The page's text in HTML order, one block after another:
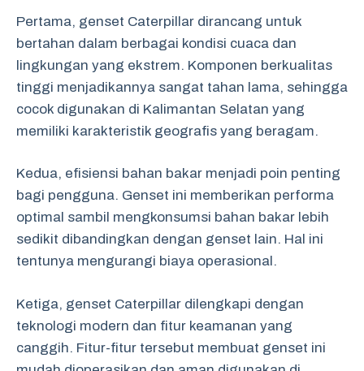
Pertama, genset Caterpillar dirancang untuk
bertahan dalam berbagai kondisi cuaca dan
lingkungan yang ekstrem. Komponen berkualitas
tinggi menjadikannya sangat tahan lama, sehingga
cocok digunakan di Kalimantan Selatan yang
memiliki karakteristik geografis yang beragam.
Kedua, efisiensi bahan bakar menjadi poin penting
bagi pengguna. Genset ini memberikan performa
optimal sambil mengkonsumsi bahan bakar lebih
sedikit dibandingkan dengan genset lain. Hal ini
tentunya mengurangi biaya operasional.
Ketiga, genset Caterpillar dilengkapi dengan
teknologi modern dan fitur keamanan yang
canggih. Fitur-fitur tersebut membuat genset ini